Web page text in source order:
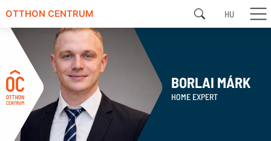
OTTHON CENTRUM HU
BORLAI MÁRK
HOME EXPERT